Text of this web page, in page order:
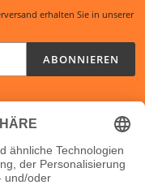
erhalten Sie in unserer
ABONNIEREN